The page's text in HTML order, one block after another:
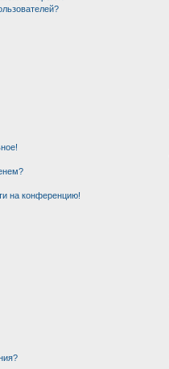
на конференцию!